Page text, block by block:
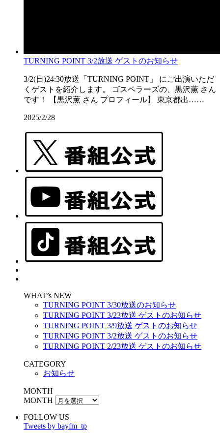
TURNING POINT 3/2放送 ゲストのお知らせ
3/2(日)24:30放送「TURNING POINT」 にご出演いただ
くゲストを紹介します。 ゴスペラーズの、黒沢薫 さん
です！ 【黒沢薫 さん プロフィール】 東京都出……
2025/2/28
WHAT’s NEW
TURNING POINT 3/30放送のお知らせ
TURNING POINT 3/23放送 ゲストのお知らせ
TURNING POINT 3/9放送 ゲストのお知らせ
TURNING POINT 3/2放送 ゲストのお知らせ
TURNING POINT 2/23放送 ゲストのお知らせ
CATEGORY
お知らせ
MONTH
MONTH
FOLLOW US
Tweets by bayfm_tp